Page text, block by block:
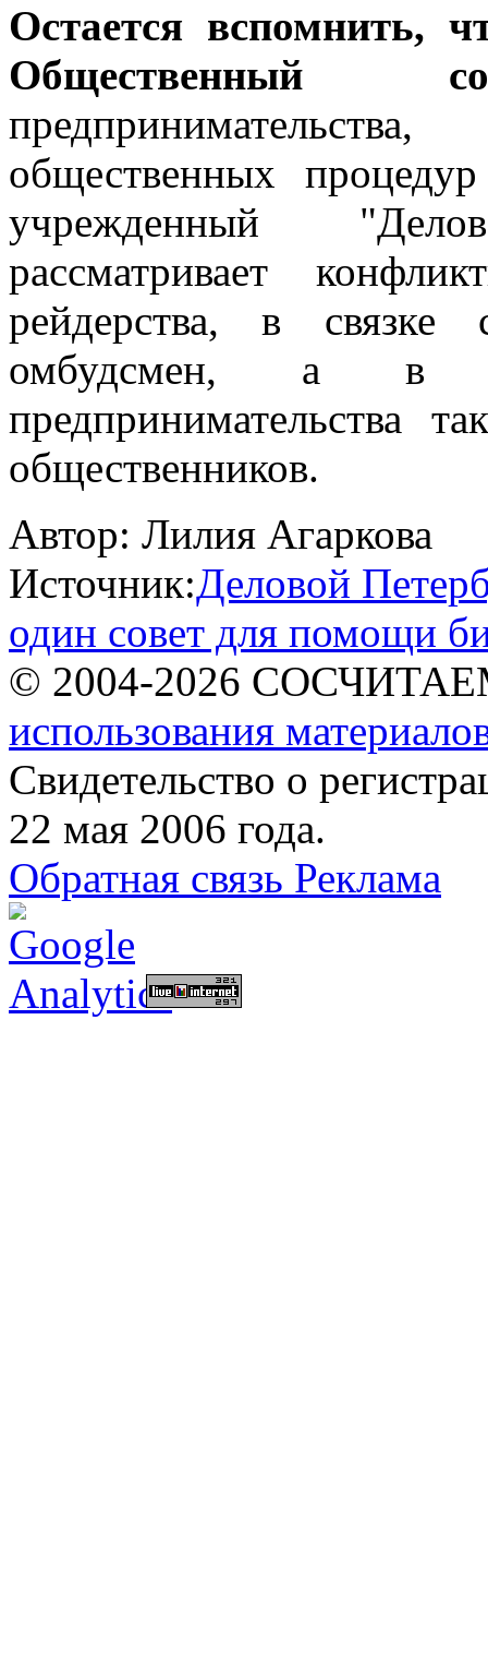
Остается вспомнить,
общественных
учрежденный
рассматривает
рейдерства, в связке
омбудсмен, а в
предпринимательства
общественников.
Автор: Лилия Агаркова
Источник:Деловой
один совет для помощи
© 2004-2026
использования
Свидетельство о
22 мая 2006 года.
Обратная связь Реклама